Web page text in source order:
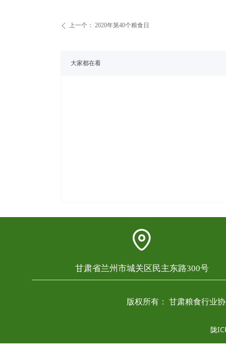
大家都在看
ꄴ 上一个： 2020年第40个粮食日
陇
甘肃省兰州市城关区民主东路300号
版权所有： 甘肃粮食行业